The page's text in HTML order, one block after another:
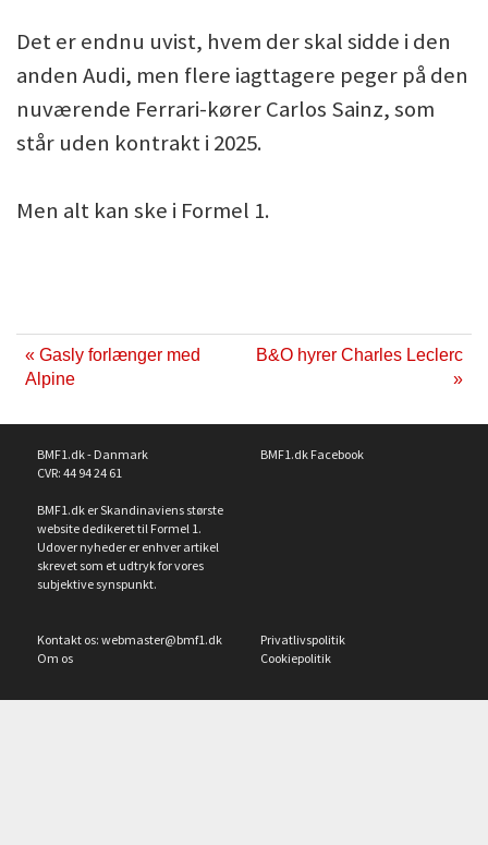
Det er endnu uvist, hvem der skal sidde i den
anden Audi, men flere iagttagere peger på den
nuværende Ferrari-kører Carlos Sainz, som
står uden kontrakt i 2025.
Men alt kan ske i Formel 1.
« Gasly forlænger med
Alpine
B&O hyrer Charles Leclerc
»
BMF1.dk - Danmark
CVR: 44 94 24 61
BMF1.dk er Skandinaviens største
website dedikeret til Formel 1.
Udover nyheder er enhver artikel
skrevet som et udtryk for vores
subjektive synspunkt.
BMF1.dk Facebook
Kontakt os: webmaster@bmf1.dk
Om os
Privatlivspolitik
Cookiepolitik